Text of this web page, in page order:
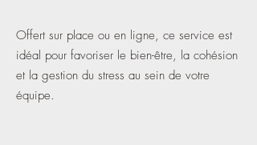
Offert sur place ou en ligne, ce service est
idéal pour favoriser le bien-être, la cohésion
et la gestion du stress au sein de votre
équipe.